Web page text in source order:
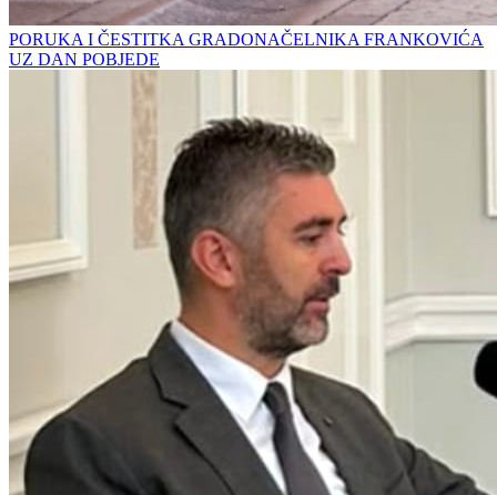
PORUKA I ČESTITKA GRADONAČELNIKA FRANKOVIĆA
UZ DAN POBJEDE